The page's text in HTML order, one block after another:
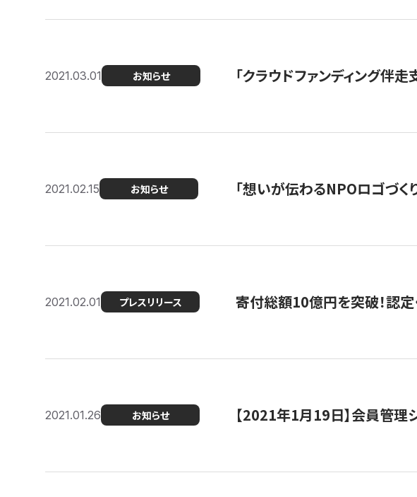
2021.03.01 お知らせ 「クラウドファンディング伴
2021.02.15 お知らせ 「想いが伝わるNPOロゴづく
2021.02.01 プレスリリース 寄付総額10億円を突破！認
2021.01.26 お知らせ 【2021年1月19日】会員管